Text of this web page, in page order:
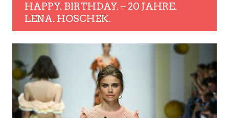
HAPPY. BIRTHDAY. – 20 JAHRE.
LENA. HOSCHEK.